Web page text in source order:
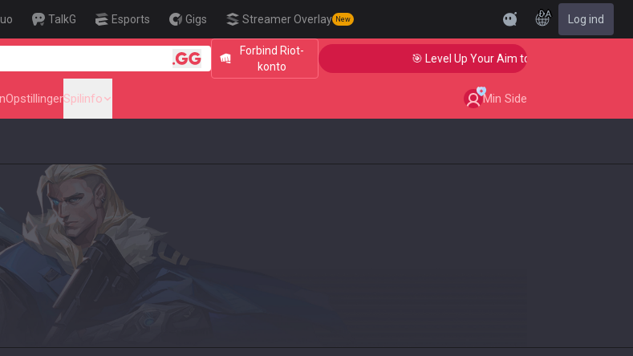
TalkG Esports Gigs Streamer Overlay New
DA Log ind
Forbind Riot-
konto
🎯 Level Up Your Aim to Radiant Status!
OpstillingerSpilinfo Min Side